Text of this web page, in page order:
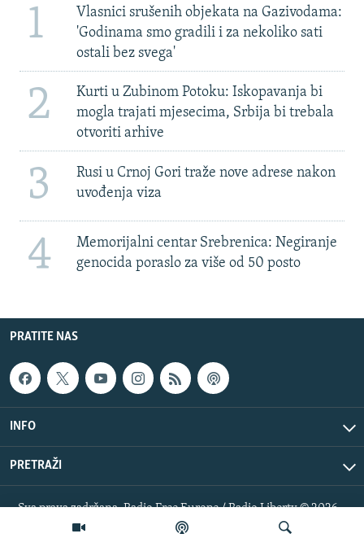
1
Vlasnici srušenih objekata na Gazivodama:
'Godinama smo gradili i za nekoliko sati
ostali bez svega'
2
Kurti u Zubinom Potoku: Iskopavanja bi
mogla trajati mjesecima, Srbija bi trebala
otvoriti arhive
3
Rusi u Crnoj Gori traže nove adrese nakon
uvođenja viza
4
Memorijalni centar Srebrenica: Negiranje
genocida poraslo za više od 50 posto
PRATITE NAS
INFO
PRETRAŽI
Sva prava zadržana. Radio Free Europe / Radio Liberty © 2026
RFE/RL, Inc.